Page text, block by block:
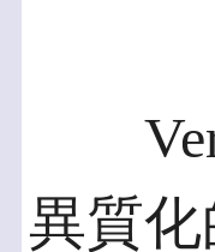
異質